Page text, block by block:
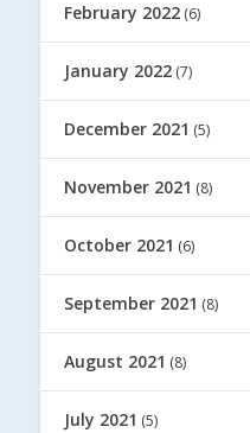
February 2022 (6)
January 2022 (7)
December 2021 (5)
November 2021 (8)
October 2021 (6)
September 2021 (8)
August 2021 (8)
July 2021 (5)